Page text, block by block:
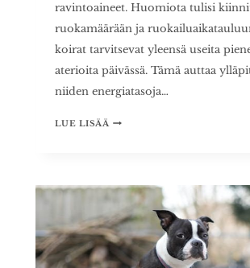
ravintoaineet. Huomiota tulisi
ruokamäärään ja
koirat tarvitsevat yleensä useita
aterioita päivässä. Tämä auttaa
niiden energiatasoja…
LUE LISÄÄ KOIRANPENNUN
KÄYTÄNNÖT
TERVEELLISEEN
KASVUUN